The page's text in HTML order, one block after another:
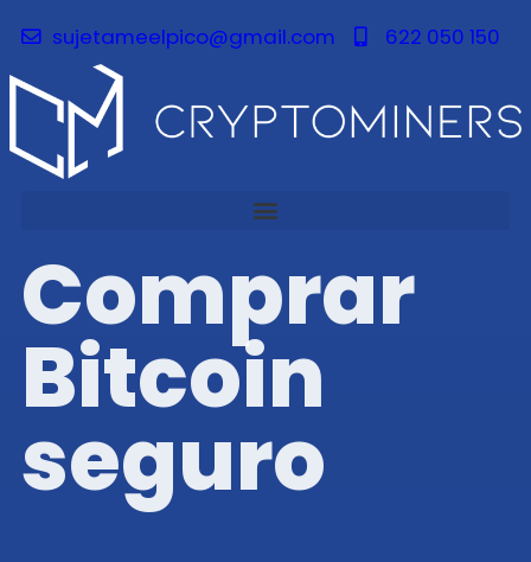
sujetameelpico@gmail.com 622 050 150
Comprar
Bitcoin
seguro